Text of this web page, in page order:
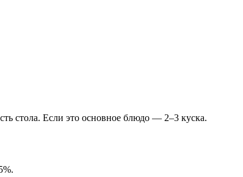
стола. Если это основное блюдо — 2–3 куска.